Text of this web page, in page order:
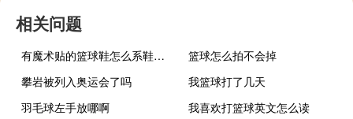
相关问题
有魔术贴的篮球鞋怎么系鞋带好看
篮球怎么拍不会掉
攀岩被列入奥运会了吗
我篮球打了几天
羽毛球左手放哪啊
我喜欢打篮球英文怎么读